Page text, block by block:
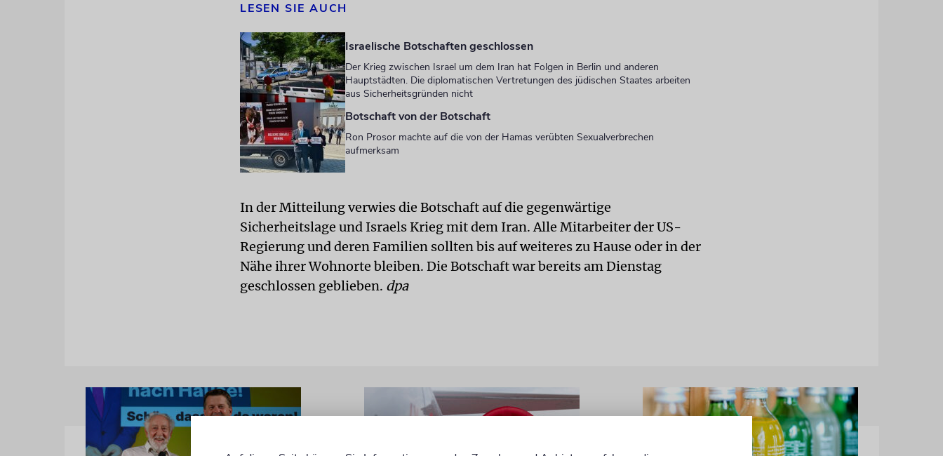
LESEN SIE AUCH
Israelische Botschaften geschlossen
Der Krieg zwischen Israel um dem Iran hat Folgen in Berlin und anderen
Hauptstädten. Die diplomatischen Vertretungen des jüdischen Staates arbeiten
aus Sicherheitsgründen nicht
Botschaft von der Botschaft
Ron Prosor machte auf die von der Hamas verübten Sexualverbrechen
aufmerksam
In der Mitteilung verwies die Botschaft auf die gegenwärtige
Sicherheitslage und Israels Krieg mit dem Iran. Alle Mitarbeiter der US-
Regierung und deren Familien sollten bis auf weiteres zu Hause oder in der
Nähe ihrer Wohnorte bleiben. Die Botschaft war bereits am Dienstag
geschlossen geblieben. dpa